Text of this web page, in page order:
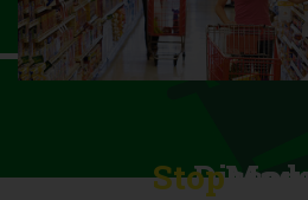
Stop